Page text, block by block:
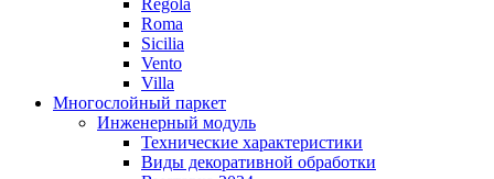
Regola
Roma
Sicilia
Vento
Villa
Многослойный паркет
Инженерный модуль
Технические характеристики
Виды декоративной обработки